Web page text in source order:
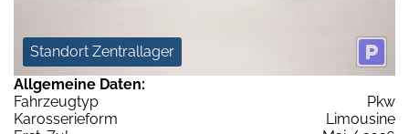
Standort Zentrallager
Allgemeine Daten:
Fahrzeugtyp
Pkw
Karosserieform
Limousine